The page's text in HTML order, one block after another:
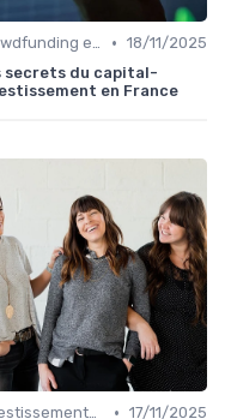
Crowdfunding et Capital Risque • 18/11/2025
secrets du capital-
en France
Investissements Écologiques et Durables • 17/11/2025